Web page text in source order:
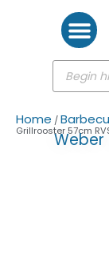
Home /
Grillrooster 57cm
Weber